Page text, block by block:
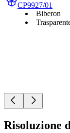
CP9927/01
Biberon
Risoluzione